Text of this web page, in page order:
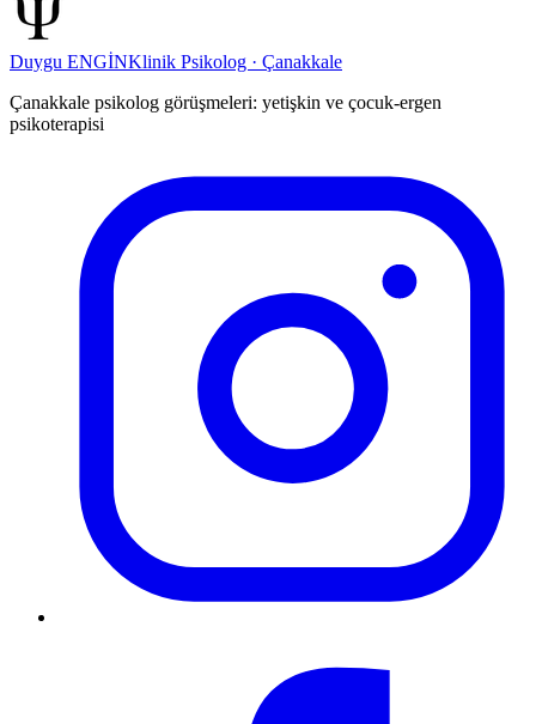
Duygu ENGİNKlinik Psikolog · Çanakkale
Çanakkale psikolog görüşmeleri: yetişkin ve çocuk-ergen
psikoterapisi